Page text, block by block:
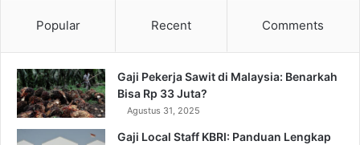
Popular Recent Comments
Gaji Pekerja Sawit di Malaysia: Benarkah
Bisa Rp 33 Juta?
Agustus 31, 2025
Gaji Local Staff KBRI: Panduan Lengkap